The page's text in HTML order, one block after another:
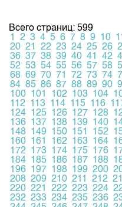
Всего страниц: 599
1
2 3 4 5 6 7 8 9 10
20 21 22 23 24 25 26
36 37 38 39 40 41 42
52 53 54 55 56 57 58
68 69 70 71 72 73 74
84 85 86 87 88 89 90
100 101 102 103 104
112 113 114 115 116
124 125 126 127 128
136 137 138 139 140
148 149 150 151 152
160 161 162 163 164
172 173 174 175 176
184 185 186 187 188
196 197 198 199 200
208 209 210 211 212
220 221 222 223 224
232 233 234 235 236